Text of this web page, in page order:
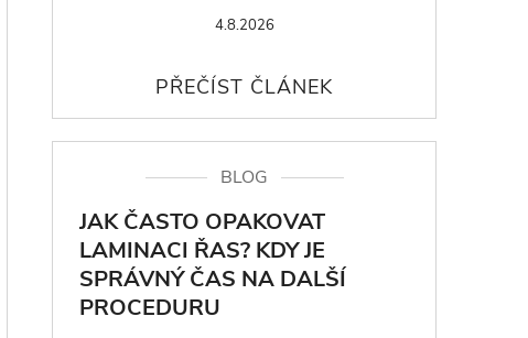
4.8.2026
BLOG
JAK ČASTO OPAKOVAT
LAMINACI ŘAS? KDY JE
SPRÁVNÝ ČAS NA DALŠÍ
PROCEDURU